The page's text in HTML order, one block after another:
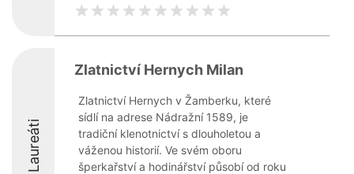
Laureáti
Zlatnictví Hernych Milan
Zlatnictví Hernych v Žamberku, které
sídlí na adrese Nádražní 1589, je
tradiční klenotnictví s dlouholetou a
váženou historií. Ve svém oboru
šperkařství a hodinářství působí od roku